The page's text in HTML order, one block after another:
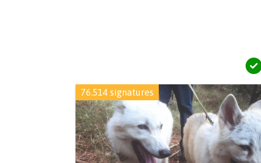
76.514 signatures